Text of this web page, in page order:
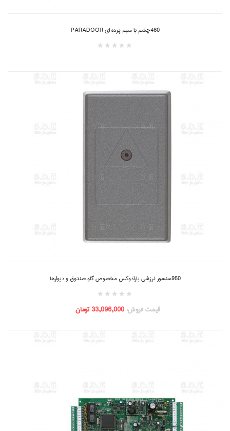
460چشم با سیم پرده ای PARADOOR
950سنسور لرزشی پارادوکس مخصوص گاو صندوق و دیوارها
قیمت فروش:33,096,000 تومان